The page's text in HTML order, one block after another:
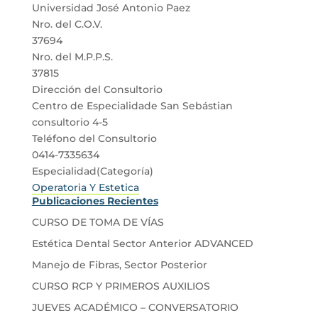
Universidad José Antonio Paez
Nro. del C.O.V.
37694
Nro. del M.P.P.S.
37815
Dirección del Consultorio
Centro de Especialidade San Sebástian
consultorio 4-5
Teléfono del Consultorio
0414-7335634
Especialidad(Categoría)
Operatoria Y Estetica
Publicaciones Recientes
CURSO DE TOMA DE VÍAS
Estética Dental Sector Anterior ADVANCED
Manejo de Fibras, Sector Posterior
CURSO RCP Y PRIMEROS AUXILIOS
JUEVES ACADÉMICO – CONVERSATORIO